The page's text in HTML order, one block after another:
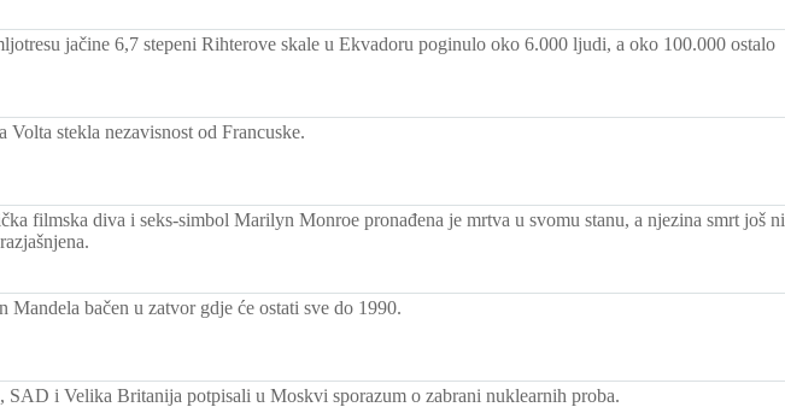
jačine 6,7 stepeni Rihterove skale u Ekvadoru poginulo oko 6.000 ljudi, a oko 100.000 ostalo
Volta stekla nezavisnost od Francuske.
filmska diva i seks-simbol Marilyn Monroe pronađena je mrtva u svomu stanu, a njezina smrt još ni
Mandela bačen u zatvor gdje će ostati sve do 1990.
SAD i Velika Britanija potpisali u Moskvi sporazum o zabrani nuklearnih proba.